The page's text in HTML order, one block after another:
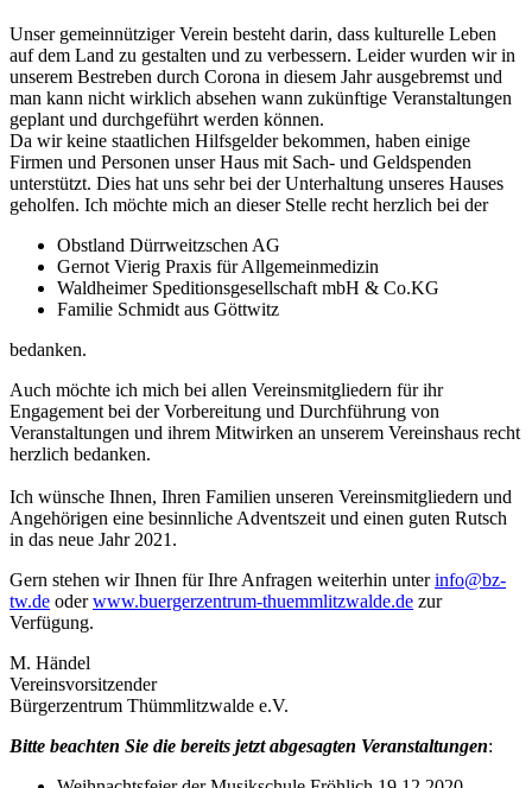
Unser gemeinnütziger Verein besteht darin, dass kulturelle Leben
auf dem Land zu gestalten und zu verbessern. Leider wurden wir in
unserem Bestreben durch Corona in diesem Jahr ausgebremst und
man kann nicht wirklich absehen wann zukünftige Veranstaltungen
geplant und durchgeführt werden können.
Da wir keine staatlichen Hilfsgelder bekommen, haben einige
Firmen und Personen unser Haus mit Sach- und Geldspenden
unterstützt. Dies hat uns sehr bei der Unterhaltung unseres Hauses
geholfen. Ich möchte mich an dieser Stelle recht herzlich bei der
Obstland Dürrweitzschen AG
Gernot Vierig Praxis für Allgemeinmedizin
Waldheimer Speditionsgesellschaft mbH & Co.KG
Familie Schmidt aus Göttwitz
bedanken.
Auch möchte ich mich bei allen Vereinsmitgliedern für ihr
Engagement bei der Vorbereitung und Durchführung von
Veranstaltungen und ihrem Mitwirken an unserem Vereinshaus recht
herzlich bedanken.
Ich wünsche Ihnen, Ihren Familien unseren Vereinsmitgliedern und
Angehörigen eine besinnliche Adventszeit und einen guten Rutsch
in das neue Jahr 2021.
Gern stehen wir Ihnen für Ihre Anfragen weiterhin unterinfo@bz-
tw.de oderwww.buergerzentrum-thuemmlitzwalde.de zur
Verfügung.
M. Händel
Vereinsvorsitzender
Bürgerzentrum Thümmlitzwalde e.V.
Bitte beachten Sie die bereits jetzt abgesagten Veranstaltungen: